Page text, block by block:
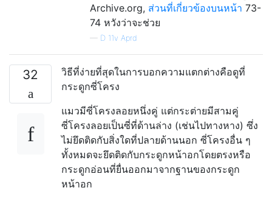
Archive.org, ส่วนที่เกี่ยวข้องบนหน้า 73-
74 หวังว่าจะช่วย
— D 11v Aprd
32
วิธีที่ง่ายที่สุดในการบอกความแตกต่างคือดูที่
กระดูกซี่โครง
แมวมีซี่โครงลอยหนึ่งคู่ แต่กระต่ายมีสามคู่
ซี่โครงลอยเป็นซี่ที่ด้านล่าง (เช่นไปทางหาง) ซึ่ง
ไม่ยึดติดกับสิ่งใดที่ปลายด้านนอก ซี่โครงอื่น ๆ
ทั้งหมดจะยึดติดกับกระดูกหน้าอกโดยตรงหรือ
กระดูกอ่อนที่ยื่นออกมาจากฐานของกระดูก
หน้าอก